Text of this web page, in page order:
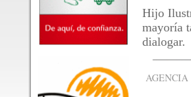
Hijo
mayoría
dialogar.
AGENCIA